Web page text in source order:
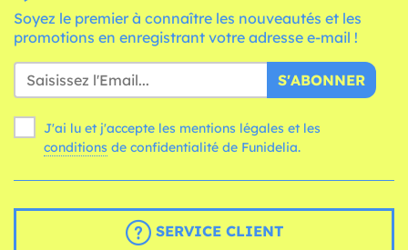
Soyez le premier à connaître les nouveautés et les
promotions en enregistrant votre adresse e-mail !
S'ABONNER
J'ai lu et j'accepte les mentions légales et les
conditions de confidentialité de Funidelia.
SERVICE CLIENT